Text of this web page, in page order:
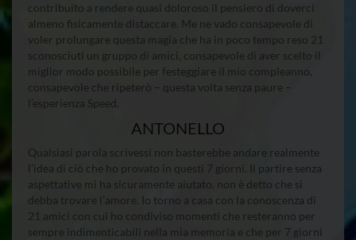
contribuito a rendere quasi doloroso il pensiero di doverci
almeno fisicamente distaccare. Me ne vado consapevole di
voler prolungare questa magia che ha in poco tempo reso 21
sconosciuti un gruppo di amici, consapevole di aver scelto il
miglior modo possibile per festeggiare il mio compleanno,
consapevole che ripeterò – questa volta senza paure –
l’esperienza Speed.
ANTONELLO
Qualsiasi parola scrivessi non basterebbe andare realmente
l’idea di ciò che ho provato in questi 7 giorni. Il partire senza
aspettative mi ha sicuramente aiutato, non è detto che si
debba trovare l’amore. Io torno a casa con la conoscenza di
21 amici con cui ho condiviso momenti che resteranno per
sempre indimenticabili nella mia memoria e che per 7 giorni